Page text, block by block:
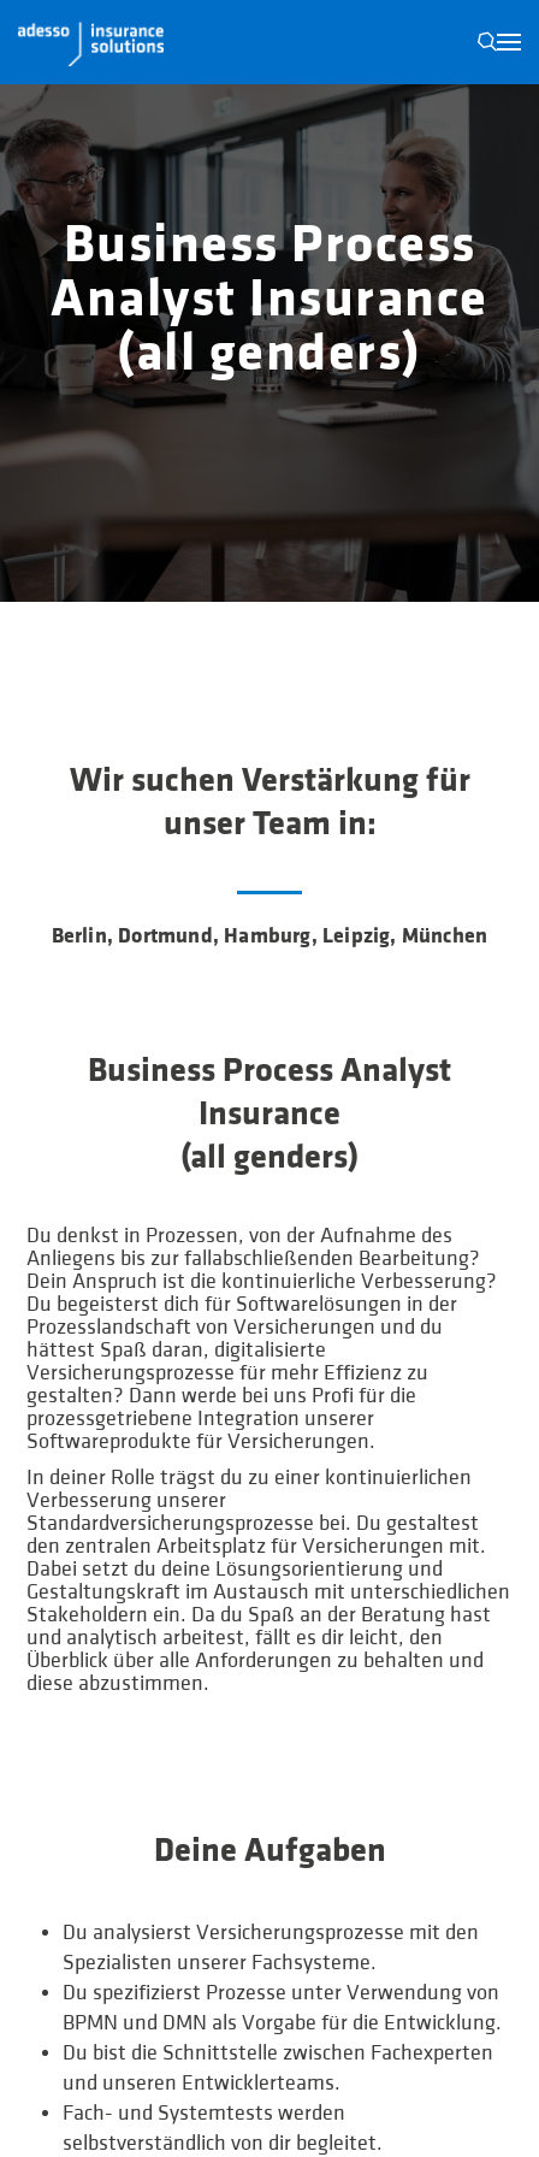
N
Business Process
Analyst Insurance
(all genders)
Wir suchen Verstärkung für
unser Team in:
Berlin, Dortmund, Hamburg, Leipzig, München
Business Process Analyst
Insurance
(all genders)
Du denkst in Prozessen, von der Aufnahme des
Anliegens bis zur fallabschließenden Bearbeitung?
Dein Anspruch ist die kontinuierliche Verbesserung?
Du begeisterst dich für Softwarelösungen in der
Prozesslandschaft von Versicherungen und du
hättest Spaß daran, digitalisierte
Versicherungsprozesse für mehr Effizienz zu
gestalten? Dann werde bei uns Profi für die
prozessgetriebene Integration unserer
Softwareprodukte für Versicherungen.
In deiner Rolle trägst du zu einer kontinuierlichen
Verbesserung unserer
Standardversicherungsprozesse bei. Du gestaltest
den zentralen Arbeitsplatz für Versicherungen mit.
Dabei setzt du deine Lösungsorientierung und
Gestaltungskraft im Austausch mit unterschiedlichen
Stakeholdern ein. Da du Spaß an der Beratung hast
und analytisch arbeitest, fällt es dir leicht, den
Überblick über alle Anforderungen zu behalten und
diese abzustimmen.
Deine Aufgaben
Du analysierst Versicherungsprozesse mit den
Spezialisten unserer Fachsysteme.
Du spezifizierst Prozesse unter Verwendung von
BPMN und DMN als Vorgabe für die Entwicklung.
Du bist die Schnittstelle zwischen Fachexperten
und unseren Entwicklerteams.
Fach- und Systemtests werden
selbstverständlich von dir begleitet.